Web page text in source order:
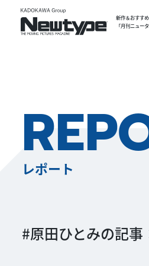
新作＆おすす
「月刊ニュー
レポート
#原田ひとみの記事